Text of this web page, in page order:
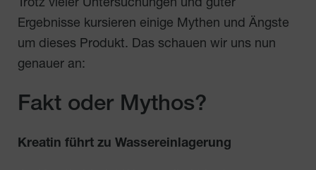
Trotz vieler Untersuchungen und guter
Ergebnisse kursieren einige Mythen und Ängste
um dieses Produkt. Das schauen wir uns nun
genauer an:
Fakt oder Mythos?
Kreatin führt zu Wassereinlagerung